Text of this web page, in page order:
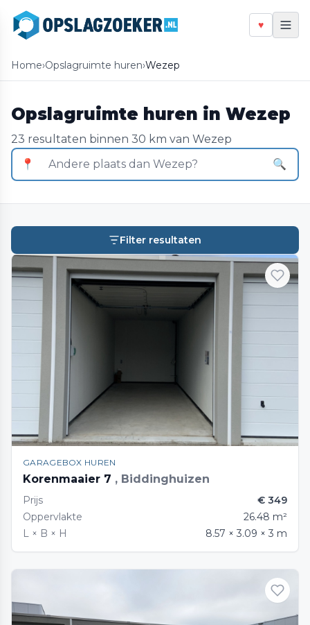
♥
Home›Opslagruimte huren›Wezep
Opslagruimte huren in Wezep
23 resultaten binnen 30 km van Wezep
📍
🔍
Filter resultaten
GARAGEBOX HUREN
Korenmaaier 7 , Biddinghuizen
Prijs
€ 349
Oppervlakte
26.48 m²
L × B × H
8.57 × 3.09 × 3 m